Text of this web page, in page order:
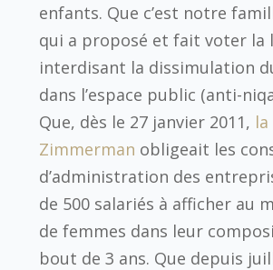
enfants. Que c’est notre
qui a proposé et fait voter la
interdisant la dissimulation
dans l’espace public (anti-
Que, dès le 27 janvier 2011,
Zimmerman obligeait les
d’administration des
de 500 salariés à afficher au
de femmes dans leur
bout de 3 ans. Que depuis